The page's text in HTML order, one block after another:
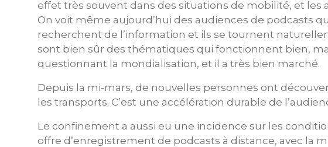
effet très souvent dans des situations de mobilité, et les
On voit même aujourd’hui des audiences de podcasts
recherchent de l’information et ils se tournent
sont bien sûr des thématiques qui fonctionnent bien,
questionnant la mondialisation, et il a très bien marché.
Depuis la mi-mars, de nouvelles personnes ont
les transports. C’est une accélération durable de
Le confinement a aussi eu une incidence sur les
offre d’enregistrement de podcasts à distance, avec la